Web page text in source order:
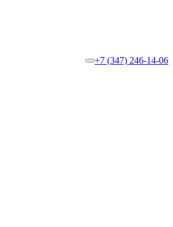
+7 (347) 246-14-06